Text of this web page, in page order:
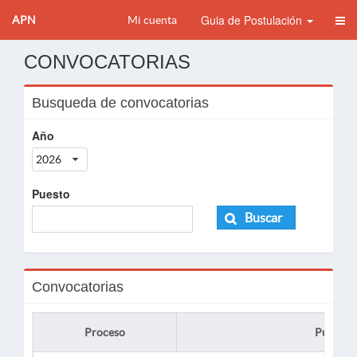
APN Mi cuenta Guia de Postulación
CONVOCATORIAS
Busqueda de convocatorias
Año
2026
Puesto
Buscar
Convocatorias
Proceso Puesto